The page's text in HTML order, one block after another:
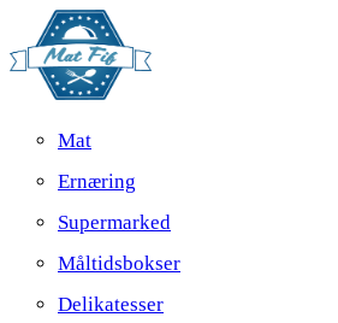
Mat
Ernæring
Supermarked
Måltidsbokser
Delikatesser